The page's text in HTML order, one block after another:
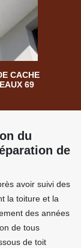
CACHE
69
du
de
avoir suivi des
la toiture et la
des années
de tous
de toit